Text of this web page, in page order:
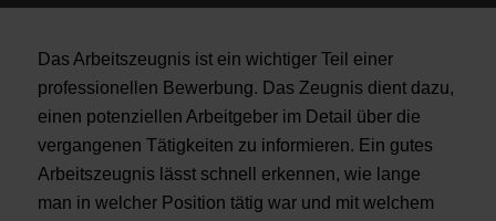
Das Arbeitszeugnis ist ein wichtiger Teil einer
professionellen Bewerbung. Das Zeugnis dient dazu,
einen potenziellen Arbeitgeber im Detail über die
vergangenen Tätigkeiten zu informieren. Ein gutes
Arbeitszeugnis lässt schnell erkennen, wie lange
man in welcher Position tätig war und mit welchem